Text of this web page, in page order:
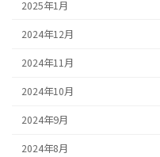
2025年1月
2024年12月
2024年11月
2024年10月
2024年9月
2024年8月